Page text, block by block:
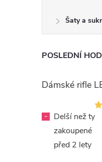
Šaty a
POSLEDNÍ
-
Delší než ty
zakoupené
před 2 lety